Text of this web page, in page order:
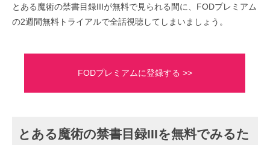
とある魔術の禁書目録IIIが無料で見られる間に、FODプレミアム
の2週間無料トライアルで全話視聴してしまいましょう。
FODプレミアムに登録する >>
とある魔術の禁書目録IIIを無料でみるた